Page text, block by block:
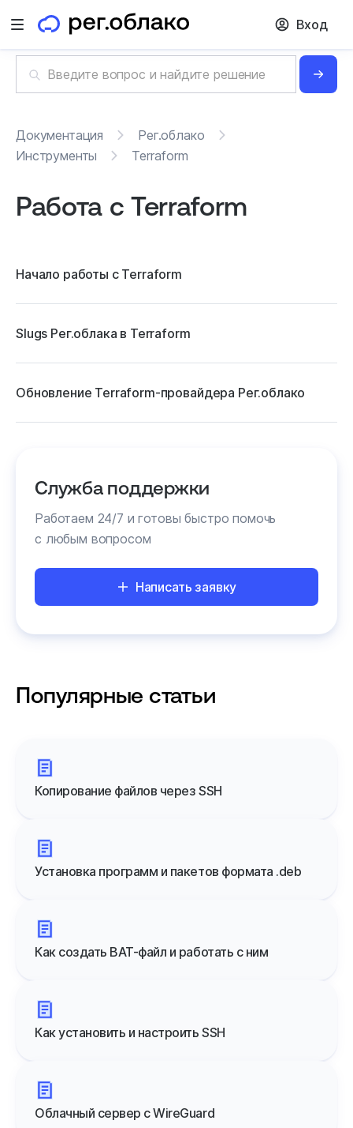
Открыть меню Вход
Документация
Рег.облако
Инструменты
Terraform
Работа с Terraform
Начало работы с Terraform
Slugs Рег.облака в Terraform
Обновление Terraform-провайдера Рег.облако
Служба поддержки
Работаем 24/7 и готовы быстро помочь
с любым вопросом
Написать заявку
Популярные статьи
Копирование файлов через SSH
Установка программ и пакетов формата .deb
Как создать BAT-файл и работать с ним
Как установить и настроить SSH
Облачный сервер с WireGuard